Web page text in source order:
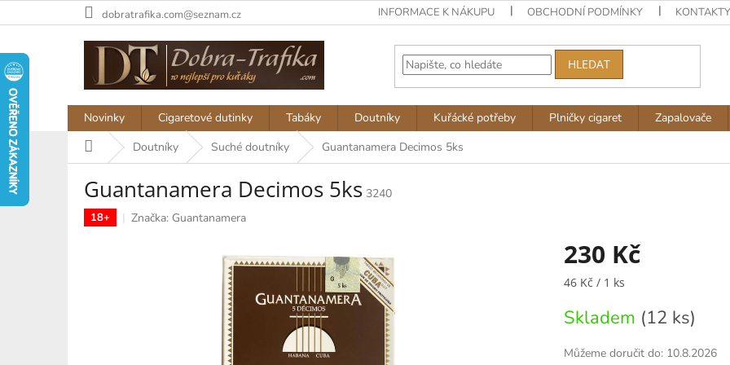
na
dobratrafika.com@seznam.cz INFORMACE K NÁKUPU OBCHODNÍ PODMÍNKY KONTAKTY
HLEDAT
Novinky Cigaretové dutinky Tabáky Doutníky Kuřácké potřeby Plničky cigaret Zapalovače
Domů Doutníky Suché doutníky Guantanamera Decimos 5ks
Guantanamera Decimos 5ks 3240
18+ Značka: Guantanamera
230 Kč
Měrná
46 Kč / 1 ks
Skladem (12 ks)
Můžeme doručit do: 10.8.2026